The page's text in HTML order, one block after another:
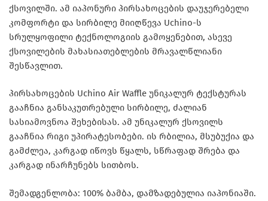
ქსოვილში. ამ იაპონური პირსახოცების დაუჯერებელი
კომფორტი და სირბილე მიიღწევა Uchino-ს
სრულყოფილი ტექნოლოგიის გამოყენებით, ასევე
ქსოვილების მახასიათებლების მრავალწლიანი
შესწავლით.
პირსახოცების Uchino Air Waffle უნიკალურ ტექსტურას
გააჩნია განსაკუთრებული სირბილე, ძალიან
სასიამოვნოა შეხებისას. ამ უნიკალურ ქსოვილს
გააჩნია რიგი უპირატესობები. ის რბილია, მსუბუქია და
გამძლეა, კარგად იწოვს წყალს, სწრაფად შრება და
კარგად ინარჩუნებს სითბოს.
შემადგენლობა: 100% ბამბა, დამზადებულია იაპონიაში.